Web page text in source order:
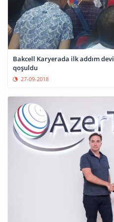
Bakcell Karyerada ilk addım
qoşuldu
27-09-2018